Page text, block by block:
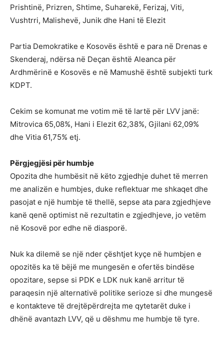
Prishtinë, Prizren, Shtime, Suharekë, Ferizaj, Viti,
Vushtrri, Malishevë, Junik dhe Hani të Elezit
Partia Demokratike e Kosovës është e para në Drenas e
Skenderaj, ndërsa në Deçan është Aleanca për
Ardhmërinë e Kosovës e në Mamushë është subjekti turk
KDPT.
Cekim se komunat me votim më të lartë për LVV janë:
Mitrovica 65,08%, Hani i Elezit 62,38%, Gjilani 62,09%
dhe Vitia 61,75% etj.
Përgjegjësi për humbje
Opozita dhe humbësit në këto zgjedhje duhet të merren
me analizën e humbjes, duke reflektuar me shkaqet dhe
pasojat e një humbje të thellë, sepse ata para zgjedhjeve
kanë qenë optimist në rezultatin e zgjedhjeve, jo vetëm
në Kosovë por edhe në diasporë.
Nuk ka dilemë se një nder çështjet kyçe në humbjen e
opozitës ka të bëjë me mungesën e ofertës bindëse
opozitare, sepse si PDK e LDK nuk kanë arritur të
paraqesin një alternativë politike serioze si dhe mungesë
e kontakteve të drejtëpërdrejta me qytetarët duke i
dhënë avantazh LVV, që u dëshmu me humbje të tyre.